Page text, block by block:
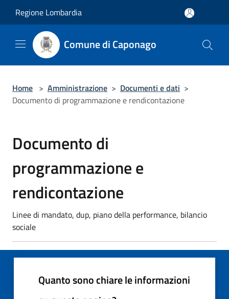
Regione Lombardia
Comune di Caponago
Home > Amministrazione > Documenti e dati >
Documento di programmazione e rendicontazione
Documento di
programmazione e
rendicontazione
Linee di mandato, dup, piano della performance, bilancio
sociale
Quanto sono chiare le informazioni